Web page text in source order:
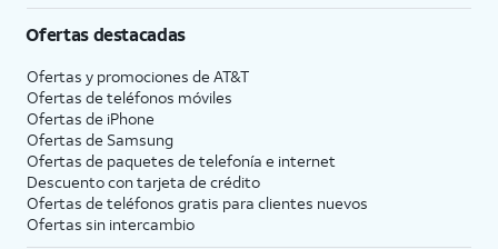
Ofertas destacadas
Ofertas y promociones de AT&T
Ofertas de teléfonos móviles
Ofertas de iPhone
Ofertas de Samsung
Ofertas de paquetes de telefonía e internet
Descuento con tarjeta de crédito
Ofertas de teléfonos gratis para clientes nuevos
Ofertas sin intercambio